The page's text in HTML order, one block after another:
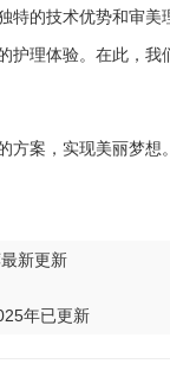
的技术优势和审美
理体验。在此，
案，实现美丽梦
新更新
年已更新